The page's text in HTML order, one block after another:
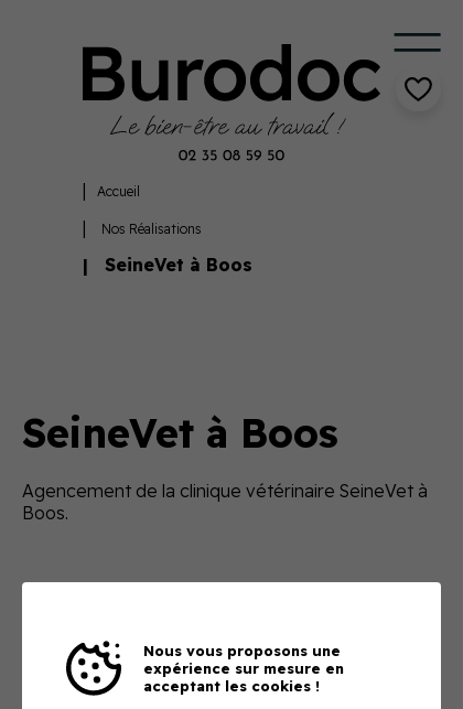
Accueil
Nos Réalisations
SeineVet à Boos
SeineVet à Boos
Agencement de la clinique vétérinaire SeineVet à
Boos.
Nous vous proposons une
expérience sur mesure en
acceptant les cookies !